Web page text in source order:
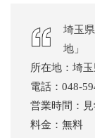
埼玉
地」
所在地：埼
電話：048-
営業時間：
料金：無料